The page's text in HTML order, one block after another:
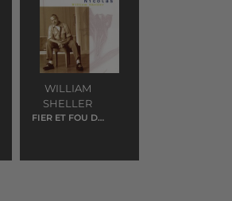
WILLIAM
SHELLER
FIER ET FOU DE